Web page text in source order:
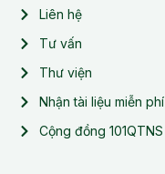
Liên hệ
Tư vấn
Thư viện
Nhận tài liệu miễn phí
Cộng đồng 101QTNS